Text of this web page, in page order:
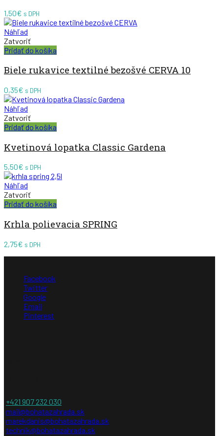
1,50€ s DPH
Náhľad
Zatvoriť
Pridať do košíka
Biele rukavice textilné bezošvé CERVA 10
0,35€ s DPH
Náhľad
Zatvoriť
Pridať do košíka
Kvetinová lopatka Classic Gardena
5,50€ s DPH
Náhľad
Zatvoriť
Pridať do košíka
Krhla polievacia SPRING
2,75€ s DPH
Facebook
Twitter
Google
Email
Pinterest
+421 907 232 030
mail@bohatazahrada.sk
marekdanis@bohatazahrada.sk
technik@bohatazahrada.sk